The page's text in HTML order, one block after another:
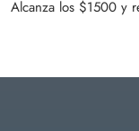
Alcanza los $1500 y